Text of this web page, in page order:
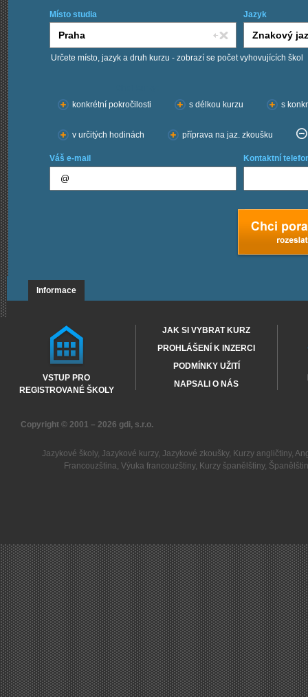
Místo studia Jazyk
Určete místo, jazyk a druh kurzu - zobrazí se počet vyhovujících škol
konkrétní pokročilosti
s délkou kurzu s
v určitých hodinách příprava na jaz. zkoušku
Váš e-mail Kontaktní
Informace
VSTUP PRO
REGISTROVANÉ ŠKOLY
JAK SI VYBRAT KURZ
PROHLÁŠENÍ K INZERCI
PODMÍNKY UŽITÍ
NAPSALI O NÁS
Copyright © 2001 – 2026 gdi, s.r.o.
Jazykové školy, Jazykové kurzy, Jazykové zkoušky, Kurzy angličtiny,
Francouzština,Výuka francouzštiny, Kurzy španělštiny,